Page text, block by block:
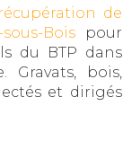
récupération de
Bois pour
du BTP dans
Gravats, bois,
et dirigés